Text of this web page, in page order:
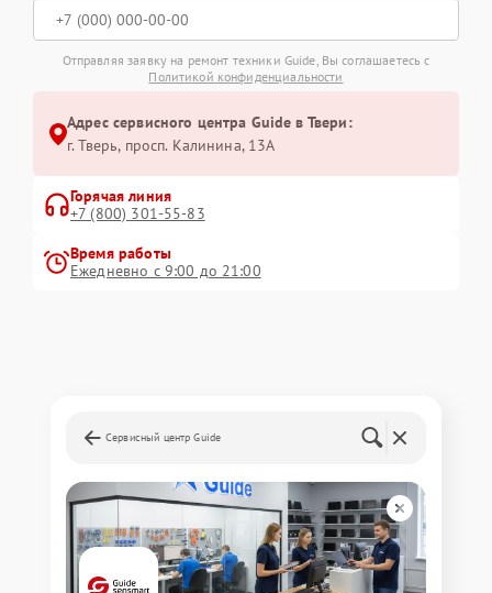
Отправляя заявку на ремонт техники Guide, Вы соглашаетесь с
Политикой конфиденциальности
Адрес сервисного центра Guide в Твери:
г. Тверь, просп. Калинина, 13А
Горячая линия
+7 (800) 301-55-83
Время работы
Ежедневно с 9:00 до 21:00
Сервисный центр Guide